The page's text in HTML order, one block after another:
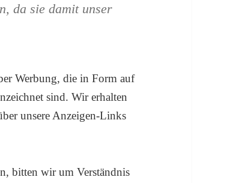
da sie damit unser
Werbung, die in Form auf
sind. Wir erhalten
unsere Anzeigen-Links
bitten wir um Verständnis